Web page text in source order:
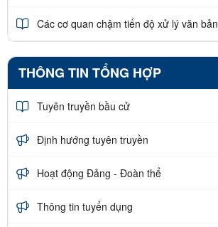
Các cơ quan chậm tiến độ xử lý văn bản
THÔNG TIN TỔNG HỢP
Tuyên truyền bầu cử
Định hướng tuyên truyền
Hoạt động Đảng - Đoàn thể
Thông tin tuyển dụng